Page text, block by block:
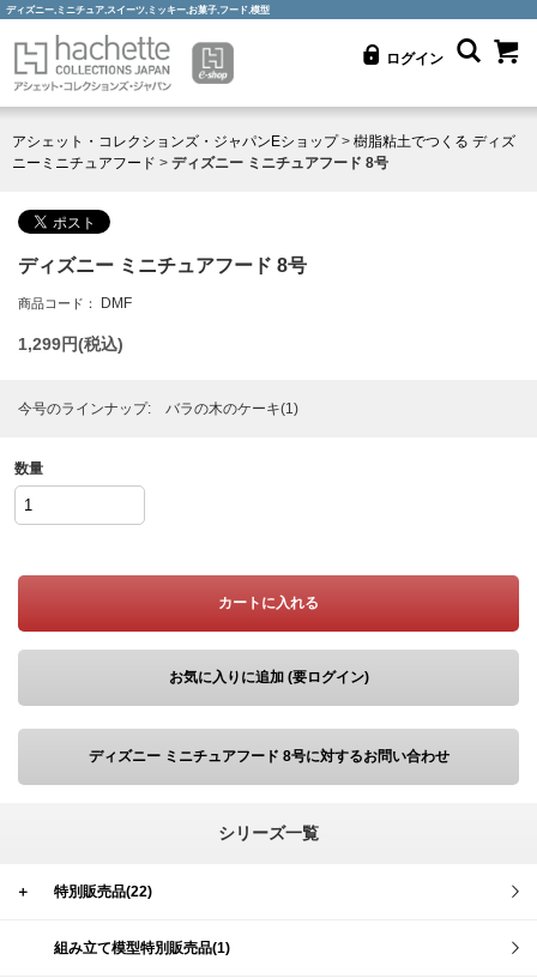
ディズニー,ミニチュア,スイーツ,ミッキー,お菓子,フード,模型
ログイン
アシェット・コレクションズ・ジャパンEショップ> 樹脂粘土でつくる ディズ
ニーミニチュアフード > ディズニー ミニチュアフード 8号
ディズニー ミニチュアフード 8号
商品コード： DMF
1,299円(税込)
今号のラインナップ: バラの木のケーキ(1)
数量
カートに入れる
お気に入りに追加 (要ログイン)
ディズニー ミニチュアフード 8号に対するお問い合わせ
シリーズ一覧
＋ 特別販売品(22)
組み立て模型特別販売品(1)